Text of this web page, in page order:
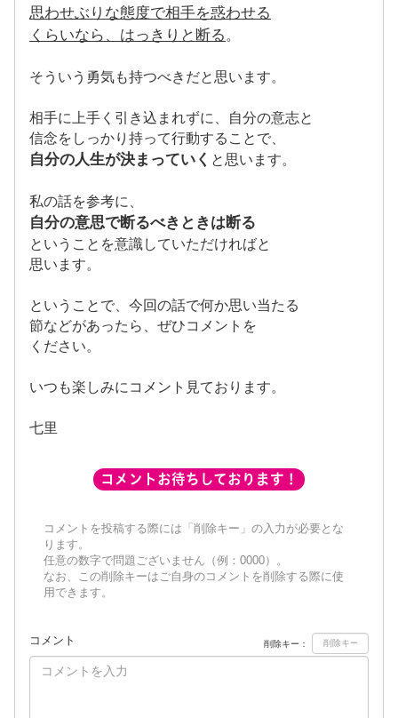
思わせぶりな態度で相手を惑わせる
くらいなら、はっきりと断る 。
そういう勇気も持つべきだと思います。
相手に上手く引き込まれずに、自分の意志と
信念をしっかり持って行動することで、
自分の人生が決まっていく と思います。
私の話を参考に、
自分の意思で断るべきときは断る
ということを意識していただければと
思います。
ということで、今回の話で何か思い当たる
節などがあったら、ぜひコメントを
ください。
いつも楽しみにコメント見ております。
七里
コメントお待ちしております！
コメントを投稿する際には「削除キー」の入力が必要とな
ります。
任意の数字で問題ございません（例：0000）。
なお、この削除キーはご自身のコメントを削除する際に使
用できます。
コメント 削除キー：